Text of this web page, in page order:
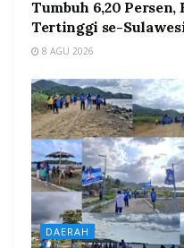
Tumbuh 6,20
Tertinggi se-
8 AGU 2026
DAERAH